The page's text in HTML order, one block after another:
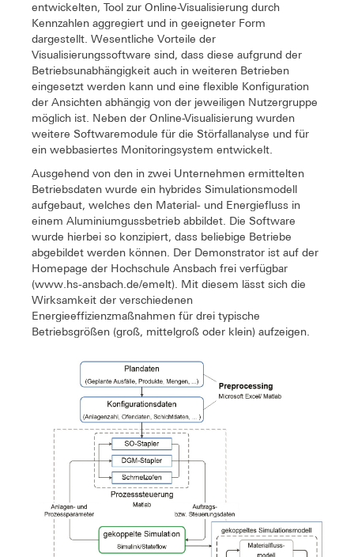
entwickelten, Tool zur Online-Visualisierung durch
Kennzahlen aggregiert und in geeigneter Form
dargestellt. Wesentliche Vorteile der
Visualisierungssoftware sind, dass diese aufgrund der
Betriebsunabhängigkeit auch in weiteren Betrieben
eingesetzt werden kann und eine flexible Konfiguration
der Ansichten abhängig von der jeweiligen Nutzergruppe
möglich ist. Neben der Online-Visualisierung wurden
weitere Softwaremodule für die Störfallanalyse und für
ein webbasiertes Monitoringsystem entwickelt.
Ausgehend von den in zwei Unternehmen ermittelten
Betriebsdaten wurde ein hybrides Simulationsmodell
aufgebaut, welches den Material- und Energiefluss in
einem Aluminiumgussbetrieb abbildet. Die Software
wurde hierbei so konzipiert, dass beliebige Betriebe
abgebildet werden können. Der Demonstrator ist auf der
Homepage der Hochschule Ansbach frei verfügbar
(www.hs-ansbach.de/emelt). Mit diesem lässt sich die
Wirksamkeit der verschiedenen
Energieeffizienzmaßnahmen für drei typische
Betriebsgrößen (groß, mittelgroß oder klein) aufzeigen.